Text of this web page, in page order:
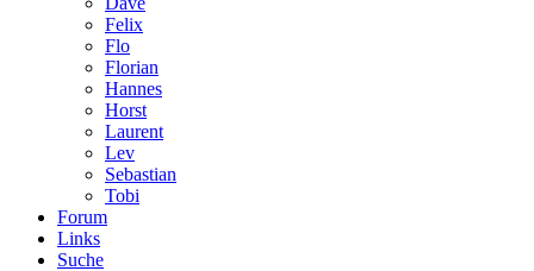
Felix
Flo
Florian
Hannes
Horst
Laurent
Lev
Sebastian
Tobi
Forum
Links
Suche